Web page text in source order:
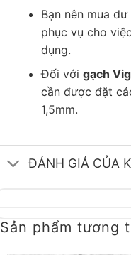
Bạn nên mua
phục vụ cho
dụng.
Đối với gạch
cần được đặt
1,5mm.
ĐÁNH GIÁ CỦA
Sản phẩm tương